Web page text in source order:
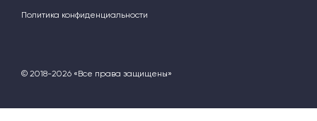
Политика конфиденциальности
© 2018-2026 «Все права защищены»